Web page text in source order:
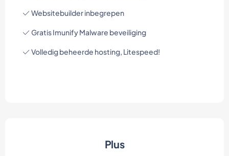
Websitebuilder inbegrepen
Gratis Imunify Malware beveiliging
Volledig beheerde hosting, Litespeed!
Plus